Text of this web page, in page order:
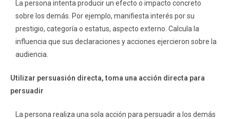
La persona intenta producir un efecto o impacto concreto
sobre los demás. Por ejemplo, manifiesta interés por su
prestigio, categoría o estatus, aspecto externo. Calcula la
influencia que sus declaraciones y acciones ejercieron sobre la
audiencia.
Utilizar persuasión directa, toma una acción directa para
persuadir
La persona realiza una sola acción para persuadir a los demás